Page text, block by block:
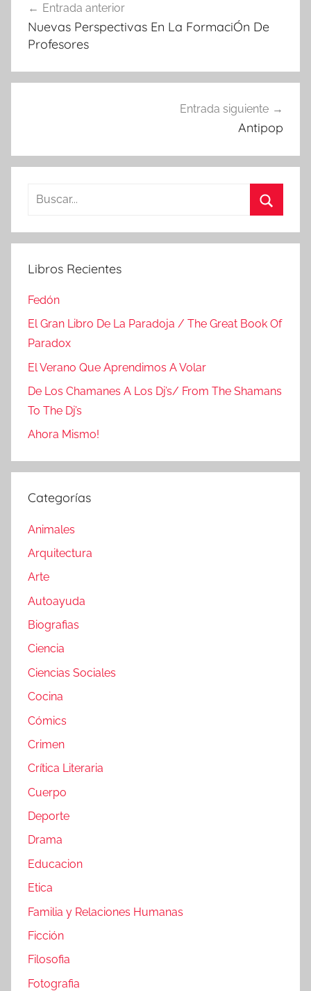
de
entradas
Entrada anterior
Nuevas Perspectivas En La FormaciÓn De
Profesores
Entrada siguiente
Antipop
Buscar:
Libros Recientes
Fedón
El Gran Libro De La Paradoja / The Great Book Of
Paradox
El Verano Que Aprendimos A Volar
De Los Chamanes A Los Dj’s/ From The Shamans
To The Dj’s
Ahora Mismo!
Categorías
Animales
Arquitectura
Arte
Autoayuda
Biografias
Ciencia
Ciencias Sociales
Cocina
Cómics
Crimen
Crítica Literaria
Cuerpo
Deporte
Drama
Educacion
Etica
Familia y Relaciones Humanas
Ficción
Filosofia
Fotografia